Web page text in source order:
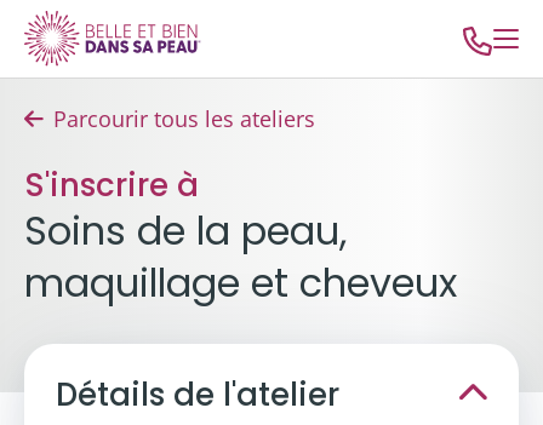
Parcourir tous les ateliers
S'inscrire à
Soins de la peau,
maquillage et cheveux
Détails de l'atelier